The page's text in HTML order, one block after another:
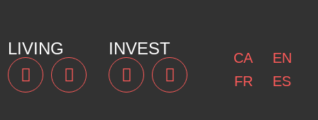
LIVING INVEST CA
EN
FR
ES